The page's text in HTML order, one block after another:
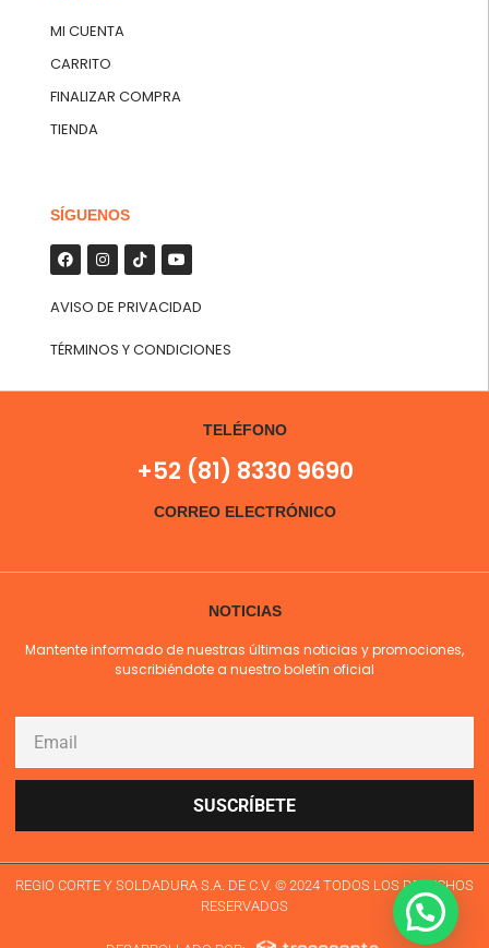
MI CUENTA
CARRITO
FINALIZAR COMPRA
TIENDA
SÍGUENOS
AVISO DE PRIVACIDAD
TÉRMINOS Y CONDICIONES
TELÉFONO
+52 (81) 8330 9690
CORREO ELECTRÓNICO
NOTICIAS
Mantente informado de nuestras últimas noticias y promociones,
suscribiéndote a nuestro boletín oficial
SUSCRÍBETE
REGIO CORTE Y SOLDADURA S.A. DE C.V. © 2024 TODOS LOS DERECHOS
RESERVADOS